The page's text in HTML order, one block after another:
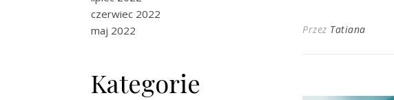
czerwiec 2022
maj 2022
Kategorie
Przez Tatiana